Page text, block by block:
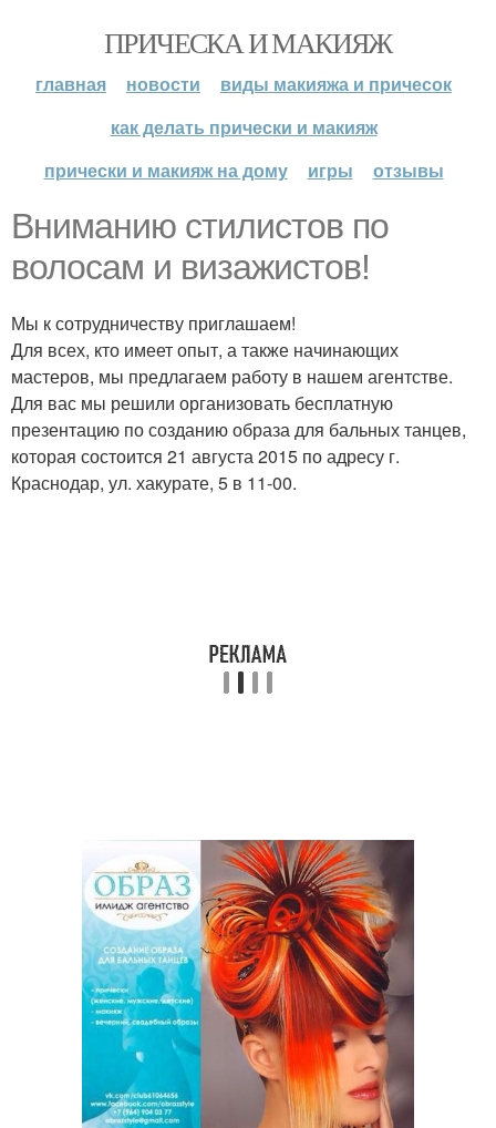
ПРИЧЕСКА И МАКИЯЖ
главная новости
виды макияжа и причесок
как делать прически и макияж
прически и макияж на дому
игры отзывы
Вниманию стилистов по
волосам и визажистов!
Мы к сотрудничеству приглашаем!
Для всех, кто имеет опыт, а также начинающих
мастеров, мы предлагаем работу в нашем агентстве.
Для вас мы решили организовать бесплатную
презентацию по созданию образа для бальных танцев,
которая состоится 21 августа 2015 по адресу г.
Краснодар, ул. хакурате, 5 в 11-00.